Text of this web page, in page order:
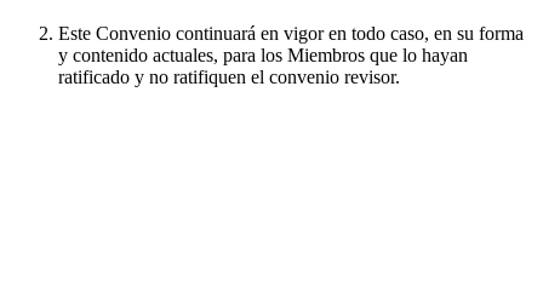
Este Convenio continuará en vigor en todo caso, en su forma
y contenido actuales, para los Miembros que lo hayan
ratificado y no ratifiquen el convenio revisor.